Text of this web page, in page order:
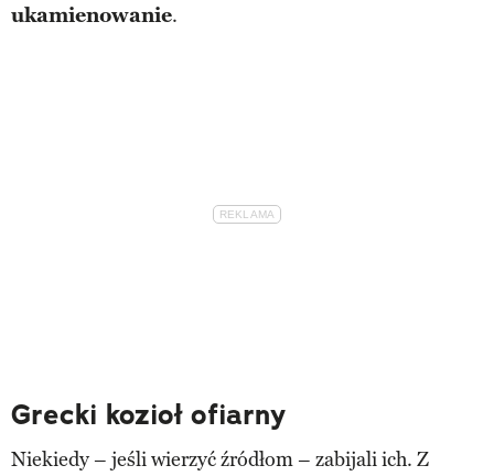
ukamienowanie.
Grecki kozioł ofiarny
Niekiedy – jeśli wierzyć źródłom – zabijali ich. Z